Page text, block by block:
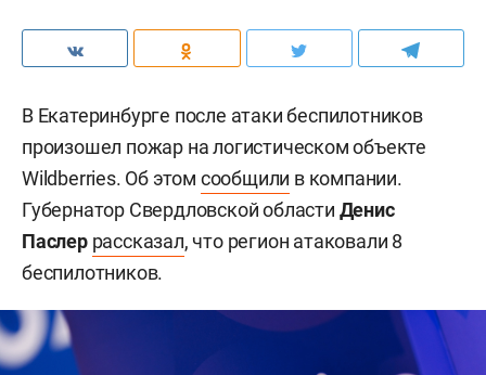
В Екатеринбурге после атаки беспилотников
произошел пожар на логистическом объекте
Wildberries. Об этом сообщили в компании.
Губернатор Свердловской области Денис
Паслер рассказал, что регион атаковали 8
беспилотников.